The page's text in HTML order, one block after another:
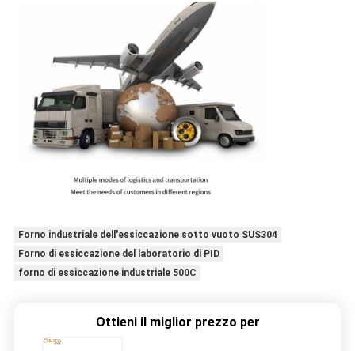
Forno industriale dell'essiccazione sotto vuoto SUS304
Forno di essiccazione del laboratorio di PID
forno di essiccazione industriale 500C
Ottieni il miglior prezzo per